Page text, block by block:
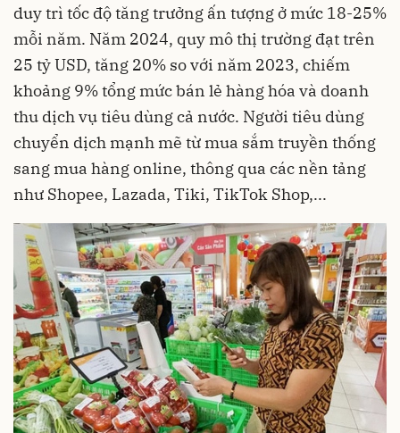
duy trì tốc độ tăng trưởng ấn tượng ở mức 18-25%
mỗi năm. Năm 2024, quy mô thị trường đạt trên
25 tỷ USD, tăng 20% so với năm 2023, chiếm
khoảng 9% tổng mức bán lẻ hàng hóa và doanh
thu dịch vụ tiêu dùng cả nước. Người tiêu dùng
chuyển dịch mạnh mẽ từ mua sắm truyền thống
sang mua hàng online, thông qua các nền tảng
như Shopee, Lazada, Tiki, TikTok Shop,...